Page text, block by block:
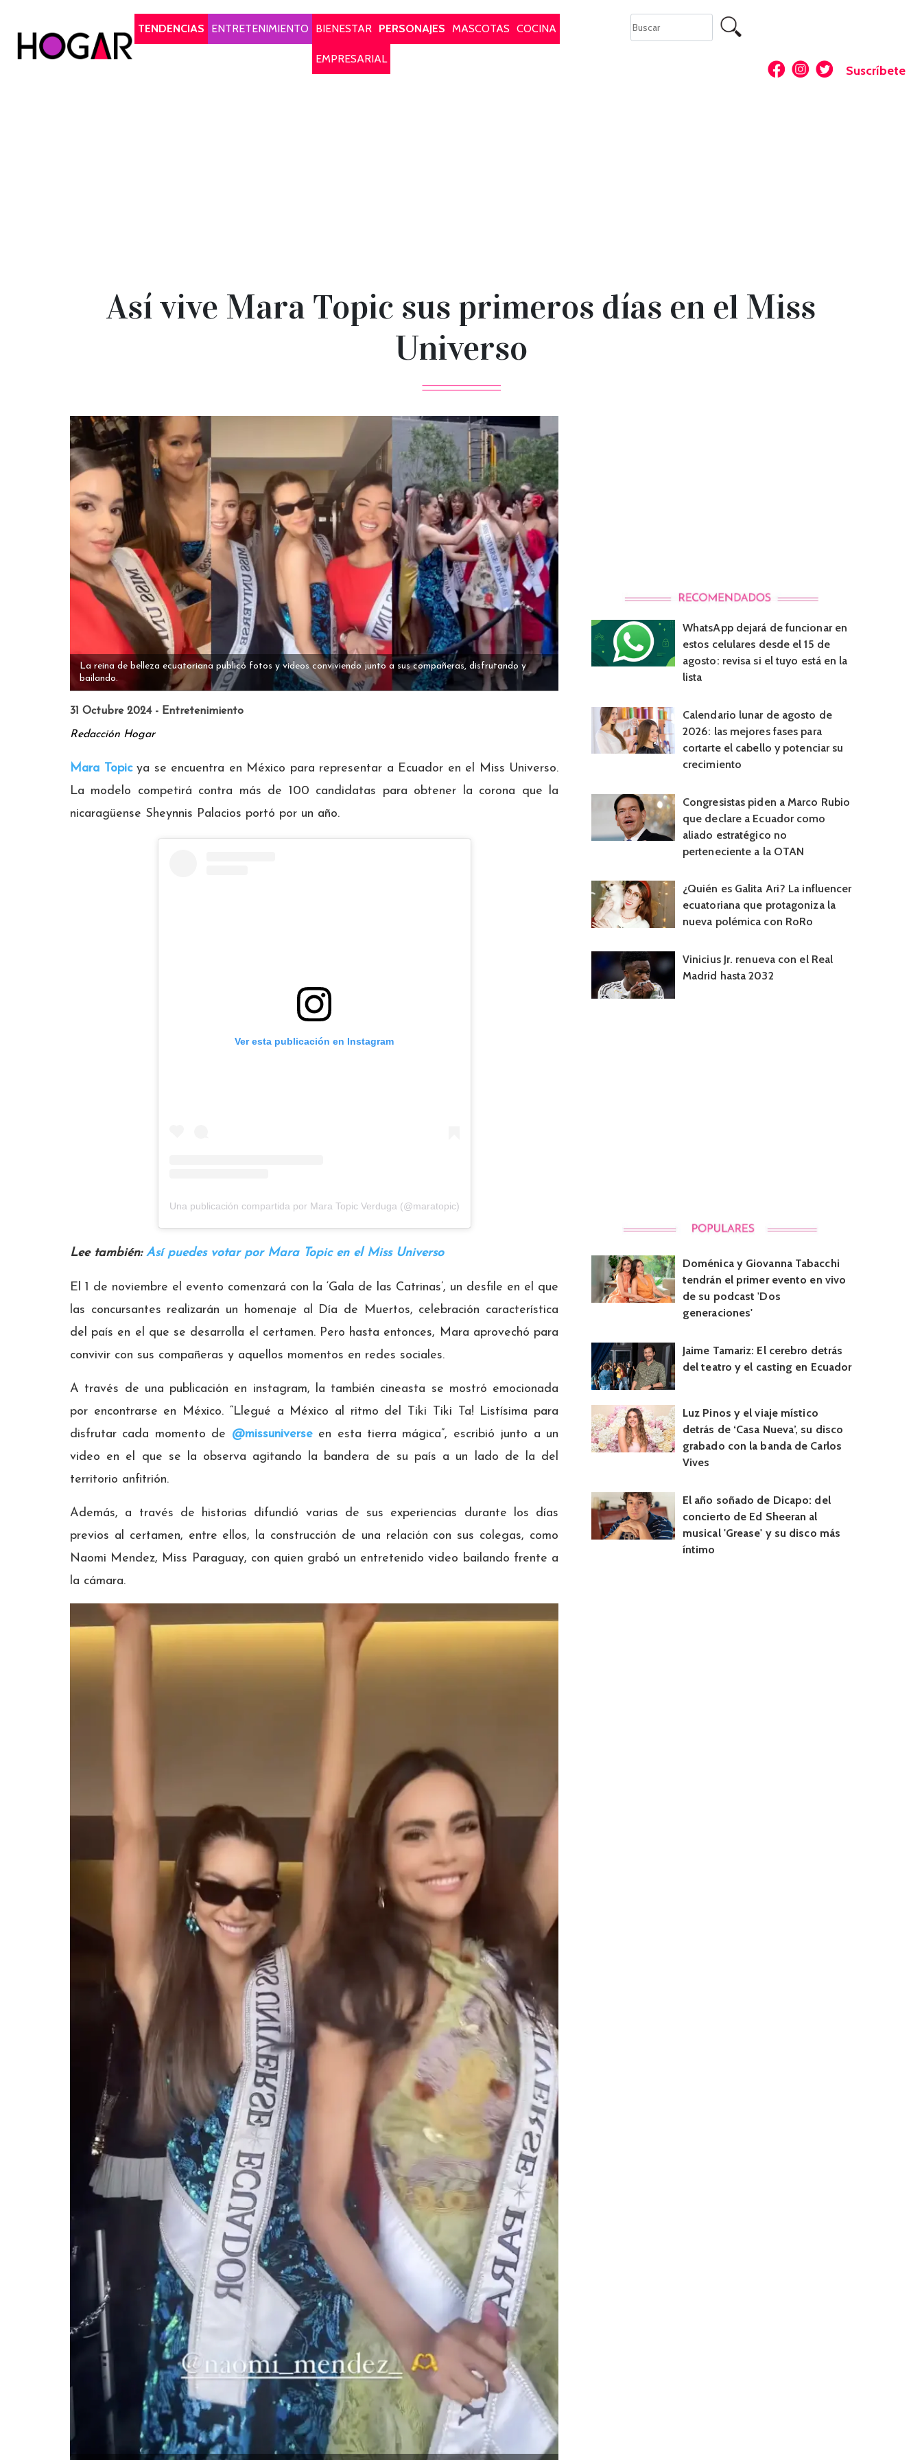
TENDENCIAS
ENTRETENIMIENTO BIENESTAR PERSONAJES MASCOTAS COCINA
EMPRESARIAL
Suscríbete
Así vive Mara Topic sus primeros días en el Miss
Universo
La reina de belleza ecuatoriana publicó fotos y videos conviviendo junto a sus compañeras, disfrutando y
bailando.
31 Octubre 2024 - Entretenimiento
Redacción Hogar
Mara Topic ya se encuentra en México para representar a Ecuador en el Miss Universo.
La modelo competirá contra más de 100 candidatas para obtener la corona que la
nicaragüense Sheynnis Palacios portó por un año.
Ver esta publicación en Instagram
Una publicación compartida por Mara Topic Verduga (@maratopic)
Lee también: Así puedes votar por Mara Topic en el Miss Universo
El 1 de noviembre el evento comenzará con la ‘Gala de las Catrinas’, un desfile en el que
las concursantes realizarán un homenaje al Día de Muertos, celebración característica
del país en el que se desarrolla el certamen. Pero hasta entonces, Mara aprovechó para
convivir con sus compañeras y aquellos momentos en redes sociales.
A través de una publicación en instagram, la también cineasta se mostró emocionada
por encontrarse en México. “Llegué a México al ritmo del Tiki Tiki Ta! Listísima para
disfrutar cada momento de @missuniverseen esta tierra mágica”, escribió junto a un
video en el que se la observa agitando la bandera de su país a un lado de la del
territorio anfitrión.
Además, a través de historias difundió varias de sus experiencias durante los días
previos al certamen, entre ellos, la construcción de una relación con sus colegas, como
Naomi Mendez, Miss Paraguay, con quien grabó un entretenido video bailando frente a
la cámara.
WhatsApp dejará de funcionar en
estos celulares desde el 15 de
agosto: revisa si el tuyo está en la
lista
Calendario lunar de agosto de
2026: las mejores fases para
cortarte el cabello y potenciar su
crecimiento
Congresistas piden a Marco Rubio
que declare a Ecuador como
aliado estratégico no
perteneciente a la OTAN
¿Quién es Galita Ari? La influencer
ecuatoriana que protagoniza la
nueva polémica con RoRo
Vinicius Jr. renueva con el Real
Madrid hasta 2032
Doménica y Giovanna Tabacchi
tendrán el primer evento en vivo
de su podcast 'Dos
generaciones'
Jaime Tamariz: El cerebro detrás
del teatro y el casting en Ecuador
Luz Pinos y el viaje místico
detrás de ‘Casa Nueva’, su disco
grabado con la banda de Carlos
Vives
El año soñado de Dicapo: del
concierto de Ed Sheeran al
musical 'Grease' y su disco más
íntimo